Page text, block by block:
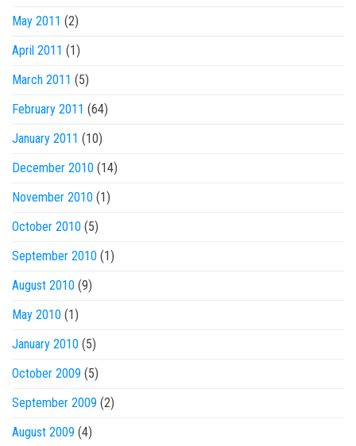
May 2011 (2)
April 2011 (1)
March 2011 (5)
February 2011 (64)
January 2011 (10)
December 2010 (14)
November 2010 (1)
October 2010 (5)
September 2010 (1)
August 2010 (9)
May 2010 (1)
January 2010 (5)
October 2009 (5)
September 2009 (2)
August 2009 (4)